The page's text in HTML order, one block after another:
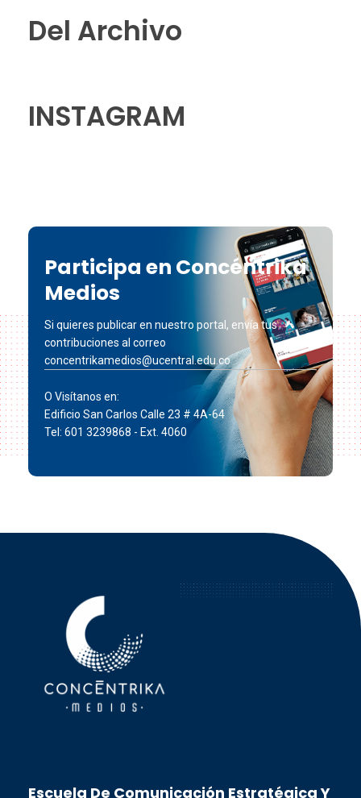
Del Archivo
INSTAGRAM
Participa en Concéntrika
Medios
Si quieres publicar en nuestro portal, envía tus
contribuciones al correo
concentrikamedios@ucentral.edu.co
O Visítanos en:
Edificio San Carlos Calle 23 # 4A-64
Tel: 601 3239868 - Ext. 4060
Escuela De Comunicación Estratégica Y